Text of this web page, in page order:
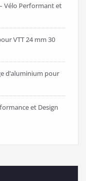
– Vélo Performant et
VTT 24 mm 30
d’aluminium pour
et Design